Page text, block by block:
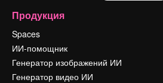
Продукция
Spaces
ИИ-помощник
Генератор изображений ИИ
Генератор видео ИИ